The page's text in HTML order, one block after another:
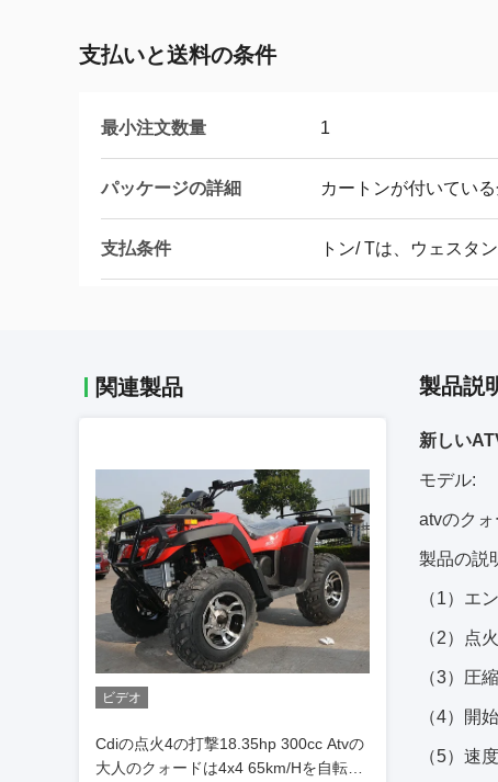
支払いと送料の条件
最小注文数量 1
パッケージの詳細 カートンが付いてい
支払条件 トン/ Tは、ウェスタ
関連製品
ビデオ
Cdiの点火4の打撃18.35hp 300cc Atvの
大人のクォードは4x4 65km/Hを自転車
製品説
新しい
モデル:
atvのク
製品の説
（1）エ
（2）点
（3）圧
（4）開
（5）速